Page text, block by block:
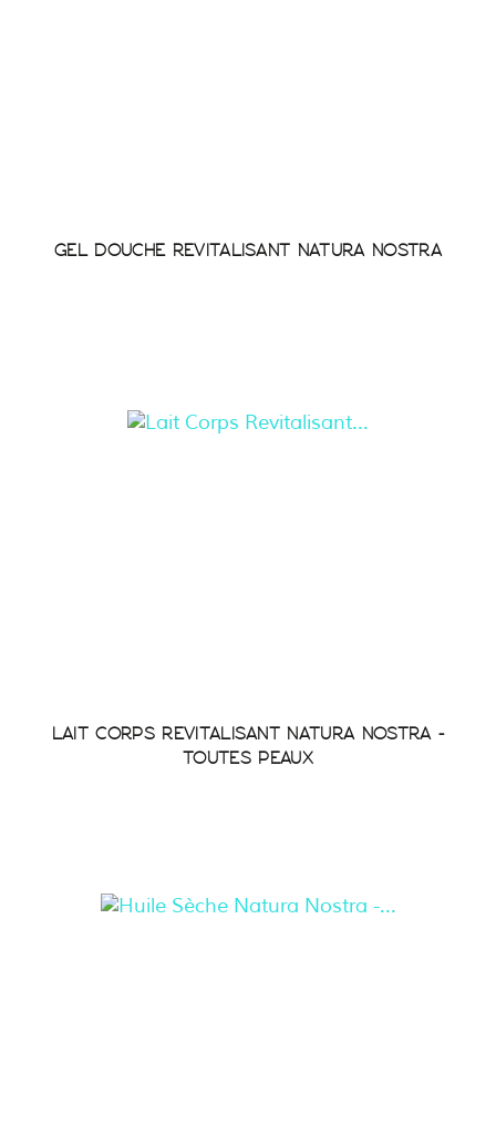
GEL DOUCHE REVITALISANT NATURA NOSTRA
LAIT CORPS REVITALISANT NATURA NOSTRA -
TOUTES PEAUX